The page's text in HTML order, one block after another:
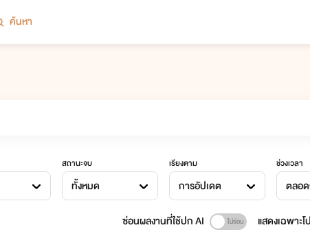
ค้นหา
สถานะจบ
ทั้งหมด
เรียงตาม
การอัปเดต
ช่วงเวลา
ตลอ
ซ่อนผลงานที่ใช้ปก AI แสดงเฉพาะ